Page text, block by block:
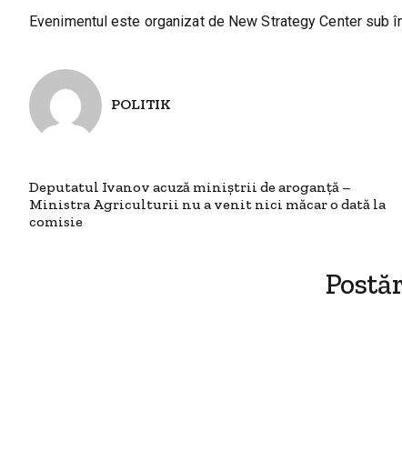
Evenimentul este organizat de New Strategy Center sub
POLITIK
Deputatul Ivanov acuză miniștrii de aroganță –
Ministra Agriculturii nu a venit nici măcar o dată la
comisie